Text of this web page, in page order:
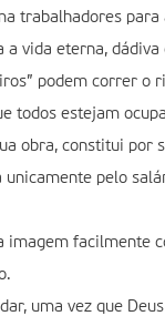
trabalhadores
vida eterna, dádiva
podem correr o
todos estejam
obra, constitui por
pelo
imagem facilmente
uma vez que